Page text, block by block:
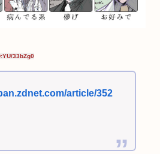
33bZg0
article/352